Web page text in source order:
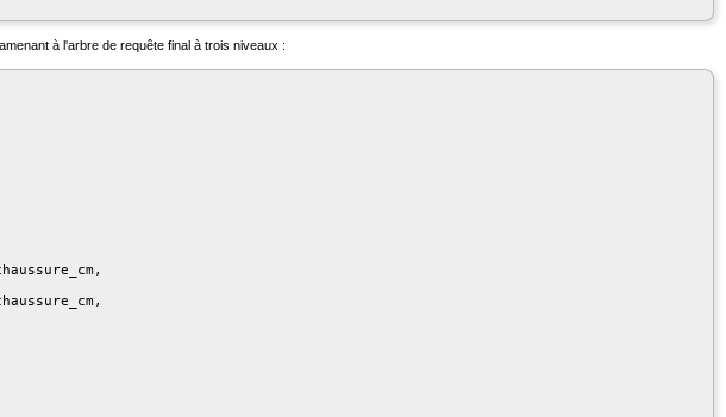
à l'arbre de requête final à trois niveaux :